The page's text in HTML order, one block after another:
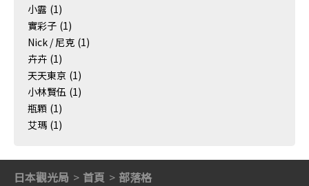
小露 (1)
實彩子 (1)
Nick / 尼克 (1)
卉卉 (1)
天天東京 (1)
小林賢伍 (1)
瓶顆 (1)
艾瑪 (1)
日本觀光局 首頁 部落格